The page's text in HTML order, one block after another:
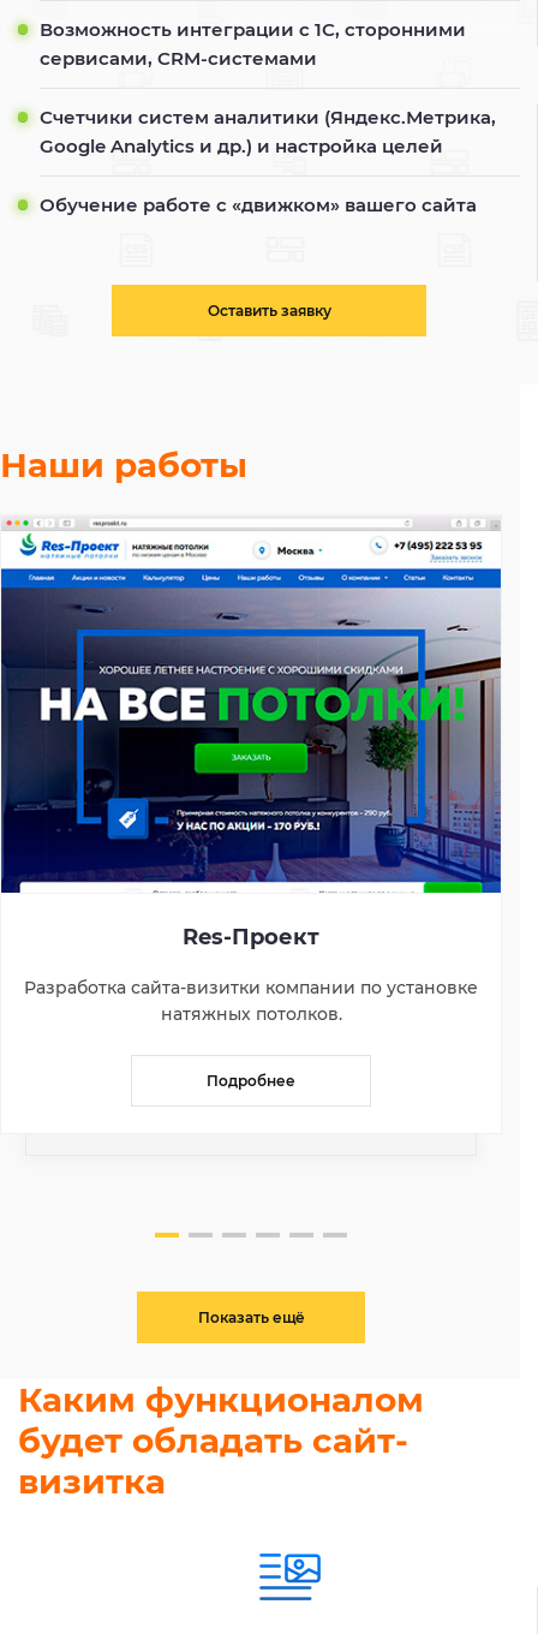
Возможность интеграции с 1С, сторонними
сервисами, CRM-системами
Счетчики систем аналитики (Яндекс.Метрика,
Google Analytics и др.) и настройка целей
Обучение работе с «движком» вашего сайта
Оставить заявку
Наши работы
Res-Проект
Разработка сайта-визитки компании по установке
натяжных потолков.
Подробнее
Показать ещё
Каким функционалом
будет обладать сайт-
визитка